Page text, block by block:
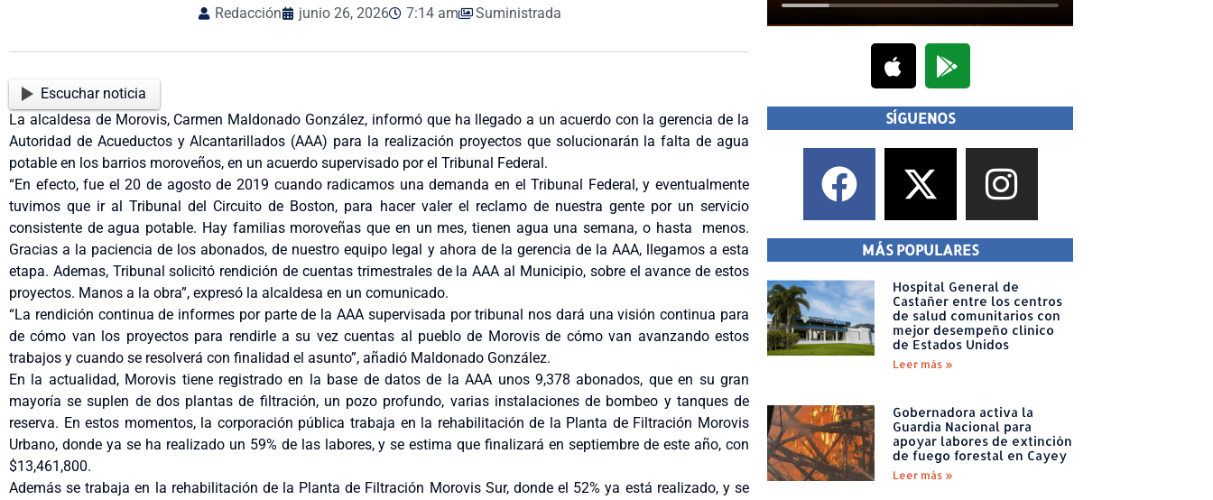
Redacción junio 26, 2026 7:14 am Suministrada
Escuchar noticia
La alcaldesa de Morovis, Carmen Maldonado González, informó que ha llegado a un acuerdo con la gerencia de la
Autoridad de Acueductos y Alcantarillados (AAA) para la realización proyectos que solucionarán la falta de agua
potable en los barrios moroveños, en un acuerdo supervisado por el Tribunal Federal.
“En efecto, fue el 20 de agosto de 2019 cuando radicamos una demanda en el Tribunal Federal, y eventualmente
tuvimos que ir al Tribunal del Circuito de Boston, para hacer valer el reclamo de nuestra gente por un servicio
consistente de agua potable. Hay familias moroveñas que en un mes, tienen agua una semana, o hasta menos.
Gracias a la paciencia de los abonados, de nuestro equipo legal y ahora de la gerencia de la AAA, llegamos a esta
etapa. Ademas, Tribunal solicitó rendición de cuentas trimestrales de la AAA al Municipio, sobre el avance de estos
proyectos. Manos a la obra”, expresó la alcaldesa en un comunicado.
“La rendición continua de informes por parte de la AAA supervisada por tribunal nos dará una visión continua para
de cómo van los proyectos para rendirle a su vez cuentas al pueblo de Morovis de cómo van avanzando estos
trabajos y cuando se resolverá con finalidad el asunto”, añadió Maldonado González.
En la actualidad, Morovis tiene registrado en la base de datos de la AAA unos 9,378 abonados, que en su gran
mayoría se suplen de dos plantas de filtración, un pozo profundo, varias instalaciones de bombeo y tanques de
reserva. En estos momentos, la corporación pública trabaja en la rehabilitación de la Planta de Filtración Morovis
Urbano, donde ya se ha realizado un 59% de las labores, y se estima que finalizará en septiembre de este año, con
$13,461,800.
Además se trabaja en la rehabilitación de la Planta de Filtración Morovis Sur, donde el 52% ya está realizado, y se
SÍGUENOS
MÁS POPULARES
Hospital General de
Castañer entre los centros
de salud comunitarios con
mejor desempeño clínico
de Estados Unidos
Leer más »
Gobernadora activa la
Guardia Nacional para
apoyar labores de extinción
de fuego forestal en Cayey
Leer más »